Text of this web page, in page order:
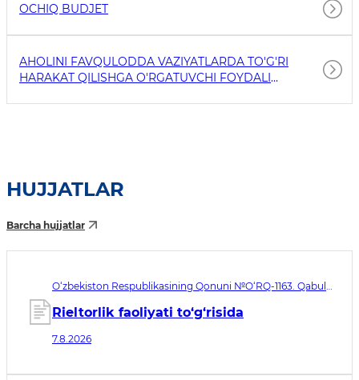
OCHIQ BUDJET
AHOLINI FAVQULODDA VAZIYATLARDA TO'G'RI
HARAKAT QILISHGA O'RGATUVCHI FOYDALI
HUJJATLAR
Barcha hujjatlar
O‘zbekiston Respublikasining Qonuni №O‘RQ-1163. Qabul
Rieltorlik faoliyati to‘g‘risida
7.8.2026